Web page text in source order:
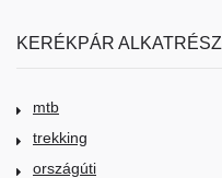
KERÉKPÁR ALKATRÉSZ
mtb
trekking
országúti